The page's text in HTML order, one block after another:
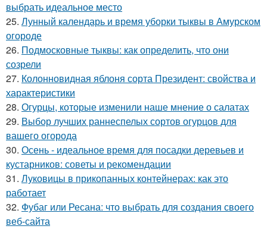
выбрать идеальное место
25. Лунный календарь и время уборки тыквы в Амурском
огороде
26. Подмосковные тыквы: как определить, что они
созрели
27. Колонновидная яблоня сорта Президент: свойства и
характеристики
28. Огурцы, которые изменили наше мнение о салатах
29. Выбор лучших раннеспелых сортов огурцов для
вашего огорода
30. Осень - идеальное время для посадки деревьев и
кустарников: советы и рекомендации
31. Луковицы в прикопанных контейнерах: как это
работает
32. Фубаг или Ресана: что выбрать для создания своего
веб-сайта